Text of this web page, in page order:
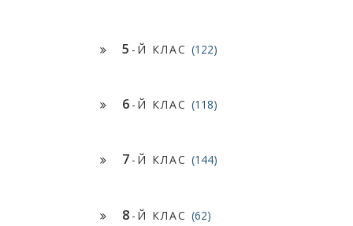
5 -Й КЛАС (122)
6 -Й КЛАС (118)
7 -Й КЛАС (144)
8 -Й КЛАС (62)